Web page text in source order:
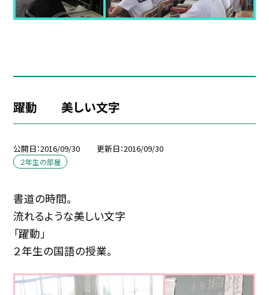
躍動 美しい文字
公開日 2016/09/30 更新日 2016/09/30
２年生の部屋
書道の時間。
流れるような美しい文字
「躍動」
２年生の国語の授業。